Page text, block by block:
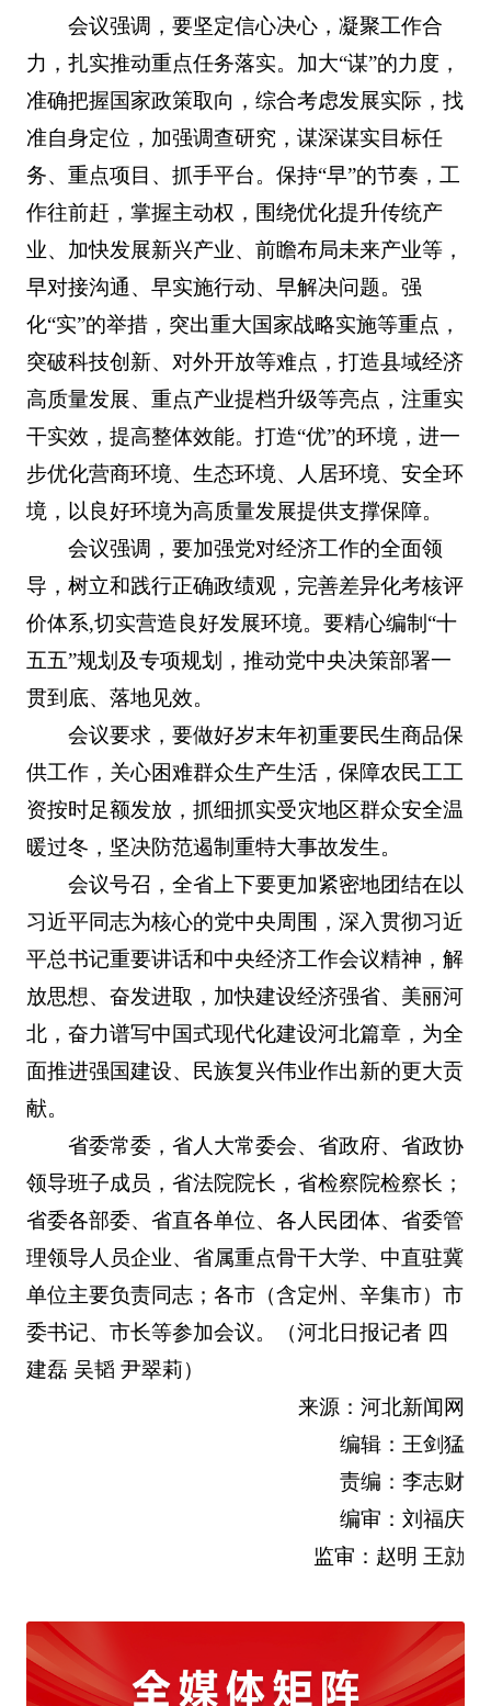
会议强调，要坚定信心决心，凝聚工作合
力，扎实推动重点任务落实。加大“谋”的力度，
准确把握国家政策取向，综合考虑发展实际，找
准自身定位，加强调查研究，谋深谋实目标任
务、重点项目、抓手平台。保持“早”的节奏，工
作往前赶，掌握主动权，围绕优化提升传统产
业、加快发展新兴产业、前瞻布局未来产业等，
早对接沟通、早实施行动、早解决问题。强
化“实”的举措，突出重大国家战略实施等重点，
突破科技创新、对外开放等难点，打造县域经济
高质量发展、重点产业提档升级等亮点，注重实
干实效，提高整体效能。打造“优”的环境，进一
步优化营商环境、生态环境、人居环境、安全环
境，以良好环境为高质量发展提供支撑保障。
会议强调，要加强党对经济工作的全面领
导，树立和践行正确政绩观，完善差异化考核评
价体系,切实营造良好发展环境。要精心编制“十
五五”规划及专项规划，推动党中央决策部署一
贯到底、落地见效。
会议要求，要做好岁末年初重要民生商品保
供工作，关心困难群众生产生活，保障农民工工
资按时足额发放，抓细抓实受灾地区群众安全温
暖过冬，坚决防范遏制重特大事故发生。
会议号召，全省上下要更加紧密地团结在以
习近平同志为核心的党中央周围，深入贯彻习近
平总书记重要讲话和中央经济工作会议精神，解
放思想、奋发进取，加快建设经济强省、美丽河
北，奋力谱写中国式现代化建设河北篇章，为全
面推进强国建设、民族复兴伟业作出新的更大贡
献。
省委常委，省人大常委会、省政府、省政协
领导班子成员，省法院院长，省检察院检察长；
省委各部委、省直各单位、各人民团体、省委管
理领导人员企业、省属重点骨干大学、中直驻冀
单位主要负责同志；各市（含定州、辛集市）市
委书记、市长等参加会议。
（河北日报记者 四
建磊 吴韬 尹翠莉）
来源：河北新闻网
编辑：王剑猛
责编：李志财
编审：刘福庆
监审：赵明 王勍